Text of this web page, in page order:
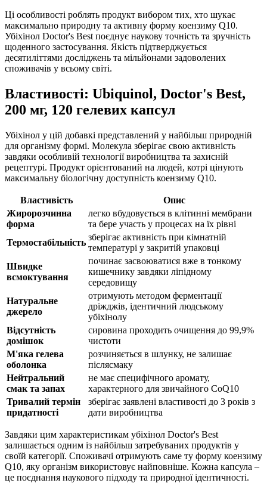
Ці особливості роблять продукт вибором тих, хто шукає
максимально природну та активну форму коензиму Q10.
Убіхінол Doctor's Best поєднує наукову точність та зручність
щоденного застосування. Якість підтверджується
десятиліттями досліджень та мільйонами задоволених
споживачів у всьому світі.
Властивості: Ubiquinol, Doctor's Best,
200 мг, 120 гелевих капсул
Убіхінол у цій добавкі представлений у найбільш природній
для організму формі. Молекула зберігає свою активність
завдяки особливій технології виробництва та захисній
рецептурі. Продукт орієнтований на людей, котрі цінують
максимальну біологічну доступність коензиму Q10.
Властивість
Опис
Жиророзчинна
форма
легко вбудовується в клітинні мембрани
та бере участь у процесах на їх рівні
Термостабільність
зберігає активність при кімнатній
температурі у закритій упаковці
Швидке
всмоктування
починає засвоюватися вже в тонкому
кишечнику завдяки ліпідному
середовищу
Натуральне
джерело
отримують методом ферментації
дріжджів, ідентичний людському
убіхінолу
Відсутність
домішок
сировина проходить очищення до 99,9%
чистоти
М'яка гелева
оболонка
розчиняється в шлунку, не залишає
післясмаку
Нейтральний
смак та запах
не має специфічного аромату,
характерного для звичайного CoQ10
Тривалий термін
придатності
зберігає заявлені властивості до 3 років з
дати виробництва
Завдяки цим характеристикам убіхінол Doctor's Best
залишається одним із найбільш затребуваних продуктів у
своїй категорії. Споживачі отримують саме ту форму коензиму
Q10, яку організм використовує найповніше. Кожна капсула –
це поєднання наукового підходу та природної ідентичності.